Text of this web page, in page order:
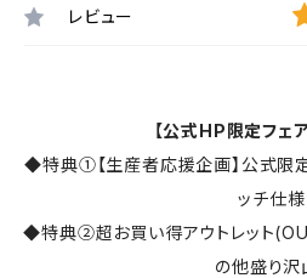
レビュー
【公式HP限定フェ
◆特典①【生産者応援企画】公式限
ッチ仕様
◆特典②超お買い得アウトレット
の他盛り沢